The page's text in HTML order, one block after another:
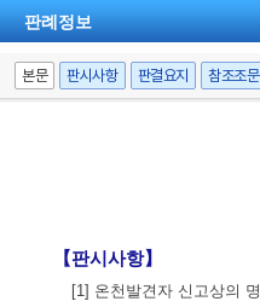
판례정보
본문 판시사항 판결요지 참조조문
【판시사항】
[1] 온천발견자 신고상의